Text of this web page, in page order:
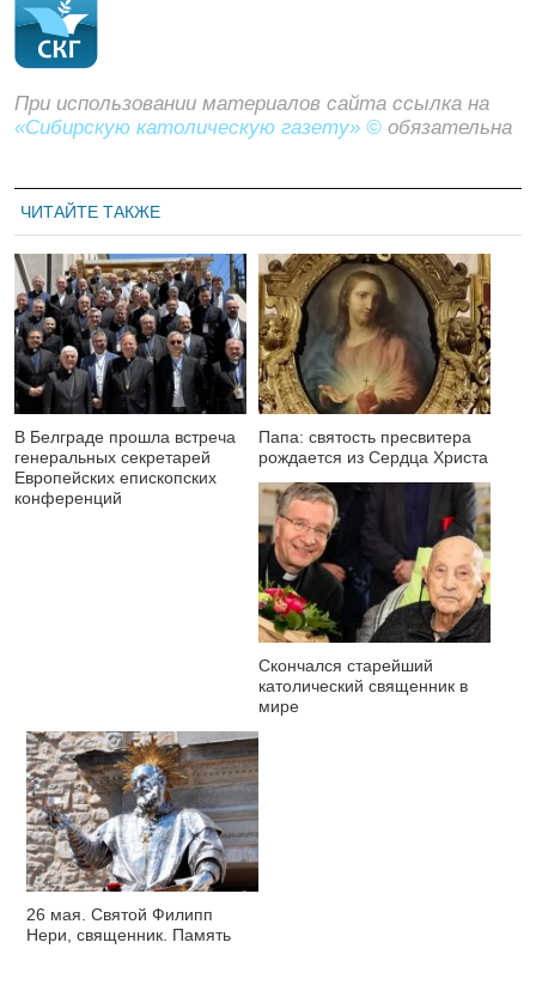
При использовании материалов сайта ссылка на
«Сибирскую католическую газету» © обязательна
ЧИТАЙТЕ ТАКЖЕ
В Белграде прошла встреча
генеральных секретарей
Европейских епископских
конференций
Папа: святость пресвитера
рождается из Сердца Христа
Скончался старейший
католический священник в
мире
26 мая. Святой Филипп
Нери, священник. Память